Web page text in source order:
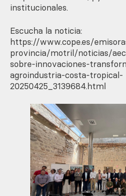
institucionales.
Escucha la noticia:
https://www.cope.es/
provincia/motril/noticias/
sobre-innovaciones-
agroindustria-costa-tropical-
20250425_3139684.html